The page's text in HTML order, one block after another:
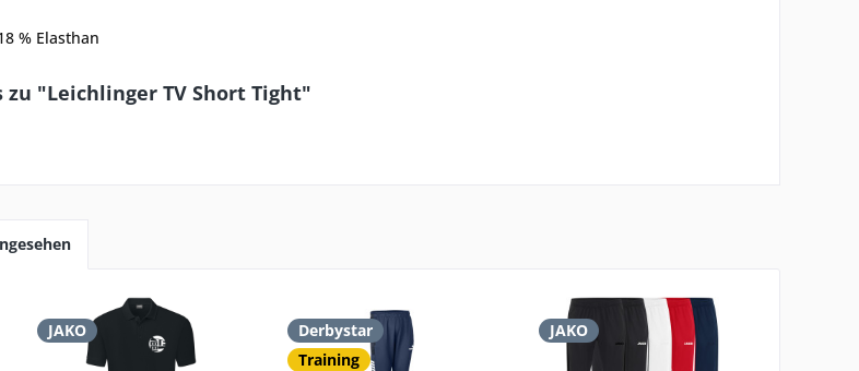
% Elasthan
"Leichlinger TV Short Tight"
JAKO
Derbystar
Training
JAKO